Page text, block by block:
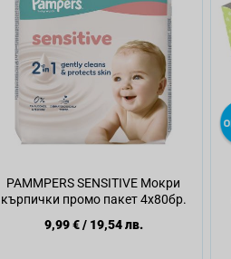
PAMMPERS SENSITIVE Мокри
кърпички промо пакет 4х80бр.
9,99 €/ 19,54 лв.